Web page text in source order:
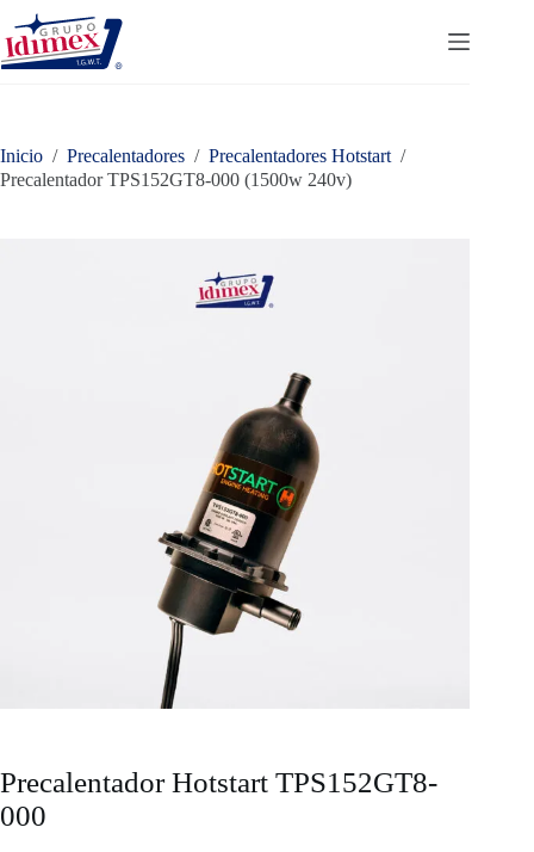
Saltar
contenido
Inicio / Precalentadores / Precalentadores Hotstart /
Precalentador TPS152GT8-000 (1500w 240v)
Precalentador Hotstart TPS152GT8-
000